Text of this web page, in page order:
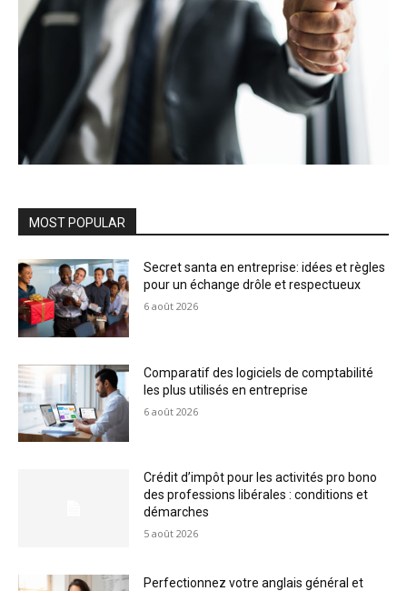
MOST POPULAR
Secret santa en entreprise: idées et règles
pour un échange drôle et respectueux
6 août 2026
Comparatif des logiciels de comptabilité
les plus utilisés en entreprise
6 août 2026
Crédit d’impôt pour les activités pro bono
des professions libérales : conditions et
démarches
5 août 2026
Perfectionnez votre anglais général et